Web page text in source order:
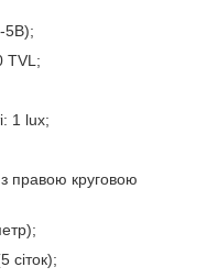
5В);
TVL;
1 lux;
правою круговою
сіток);